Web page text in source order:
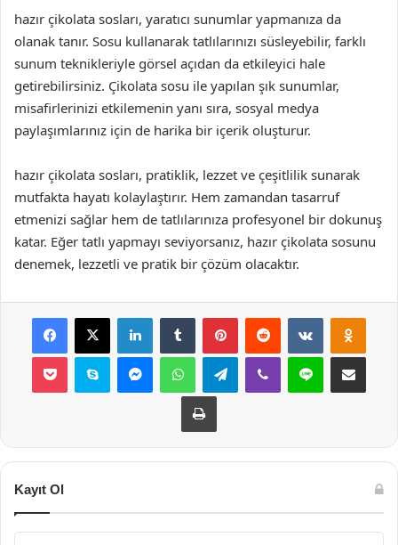
hazır çikolata sosları, yaratıcı sunumlar yapmanıza da
olanak tanır. Sosu kullanarak tatlılarınızı süsleyebilir, farklı
sunum teknikleriyle görsel açıdan da etkileyici hale
getirebilirsiniz. Çikolata sosu ile yapılan şık sunumlar,
misafirlerinizi etkilemenin yanı sıra, sosyal medya
paylaşımlarınız için de harika bir içerik oluşturur.
hazır çikolata sosları, pratiklik, lezzet ve çeşitlilik sunarak
mutfakta hayatı kolaylaştırır. Hem zamandan tasarruf
etmenizi sağlar hem de tatlılarınıza profesyonel bir dokunuş
katar. Eğer tatlı yapmayı seviyorsanız, hazır çikolata sosunu
denemek, lezzetli ve pratik bir çözüm olacaktır.
Facebook
X LinkedInTumblr PinterestReddit VKontakte
Pocket Skype MessengerWhatsAppTelegramViber Line E-Posta ile
Yazdır
Kayıt Ol